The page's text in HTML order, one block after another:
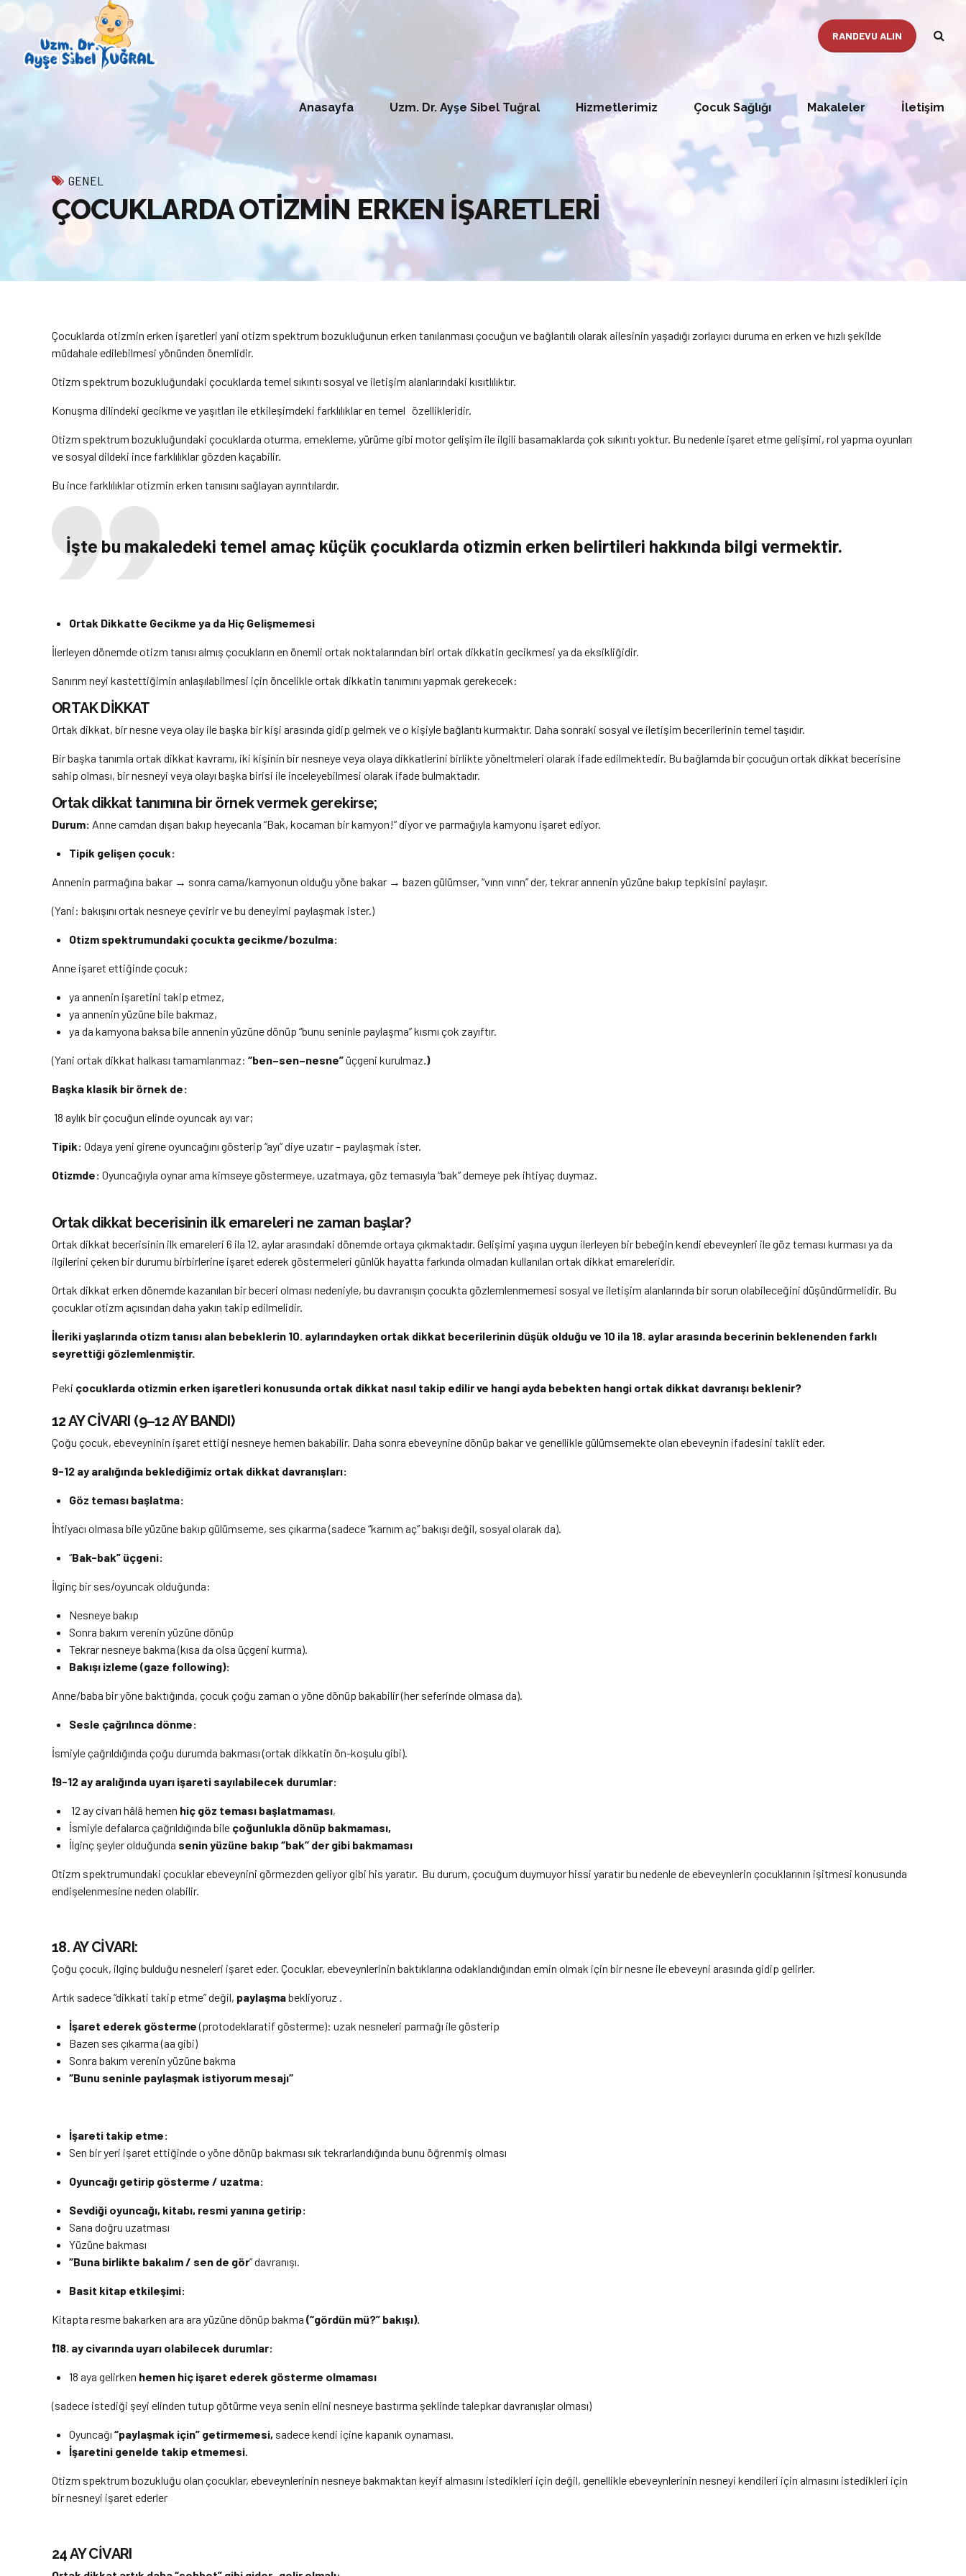
RANDEVU ALIN
Anasayfa Uzm. Dr. Ayşe Sibel Tuğral Hizmetlerimiz Çocuk Sağlığı Makaleler İletişim
GENEL
ÇOCUKLARDA OTİZMİN ERKEN İŞARETLERİ
Çocuklarda otizmin erken işaretleri yani otizm spektrum bozukluğunun erken tanılanması çocuğun ve bağlantılı olarak ailesinin yaşadığı zorlayıcı duruma en erken ve hızlı şekilde
müdahale edilebilmesi yönünden önemlidir.
Otizm spektrum bozukluğundaki çocuklarda temel sıkıntı sosyal ve iletişim alanlarındaki kısıtlılıktır.
Konuşma dilindeki gecikme ve yaşıtları ile etkileşimdeki farklılıklar en temel özellikleridir.
Otizm spektrum bozukluğundaki çocuklarda oturma, emekleme, yürüme gibi motor gelişim ile ilgili basamaklarda çok sıkıntı yoktur. Bu nedenle işaret etme gelişimi, rol yapma oyunları
ve sosyal dildeki ince farklılıklar gözden kaçabilir.
Bu ince farklılıklar otizmin erken tanısını sağlayan ayrıntılardır.
İşte bu makaledeki temel amaç küçük çocuklarda otizmin erken belirtileri hakkında bilgi vermektir.
Ortak Dikkatte Gecikme ya da Hiç Gelişmemesi
İlerleyen dönemde otizm tanısı almış çocukların en önemli ortak noktalarından biri ortak dikkatin gecikmesi ya da eksikliğidir.
Sanırım neyi kastettiğimin anlaşılabilmesi için öncelikle ortak dikkatin tanımını yapmak gerekecek:
ORTAK DİKKAT
Ortak dikkat, bir nesne veya olay ile başka bir kişi arasında gidip gelmek ve o kişiyle bağlantı kurmaktır. Daha sonraki sosyal ve iletişim becerilerinin temel taşıdır.
Bir başka tanımla ortak dikkat kavramı, iki kişinin bir nesneye veya olaya dikkatlerini birlikte yöneltmeleri olarak ifade edilmektedir. Bu bağlamda bir çocuğun ortak dikkat becerisine
sahip olması, bir nesneyi veya olayı başka birisi ile inceleyebilmesi olarak ifade bulmaktadır.
Ortak dikkat tanımına bir örnek vermek gerekirse;
Durum: Anne camdan dışarı bakıp heyecanla “Bak, kocaman bir kamyon!” diyor ve parmağıyla kamyonu işaret ediyor.
Tipik gelişen çocuk:
Annenin parmağına bakar → sonra cama/kamyonun olduğu yöne bakar → bazen gülümser, “vınn vınn” der, tekrar annenin yüzüne bakıp tepkisini paylaşır.
(Yani: bakışını ortak nesneye çevirir ve bu deneyimi paylaşmak ister.)
Otizm spektrumundaki çocukta gecikme/bozulma:
Anne işaret ettiğinde çocuk;
ya annenin işaretini takip etmez,
ya annenin yüzüne bile bakmaz,
ya da kamyona baksa bile annenin yüzüne dönüp “bunu seninle paylaşma” kısmı çok zayıftır.
(Yani ortak dikkat halkası tamamlanmaz: “ben–sen–nesne”üçgeni kurulmaz .)
Başka klasik bir örnek de:
18 aylık bir çocuğun elinde oyuncak ayı var;
Tipik: Odaya yeni girene oyuncağını gösterip “ayı” diye uzatır – paylaşmak ister.
Otizmde: Oyuncağıyla oynar ama kimseye göstermeye, uzatmaya, göz temasıyla “bak” demeye pek ihtiyaç duymaz.
Ortak dikkat becerisinin ilk emareleri ne zaman başlar?
Ortak dikkat becerisinin ilk emareleri 6 ila 12. aylar arasındaki dönemde ortaya çıkmaktadır. Gelişimi yaşına uygun ilerleyen bir bebeğin kendi ebeveynleri ile göz teması kurması ya da
ilgilerini çeken bir durumu birbirlerine işaret ederek göstermeleri günlük hayatta farkında olmadan kullanılan ortak dikkat emareleridir.
Ortak dikkat erken dönemde kazanılan bir beceri olması nedeniyle, bu davranışın çocukta gözlemlenmemesi sosyal ve iletişim alanlarında bir sorun olabileceğini düşündürmelidir. Bu
çocuklar otizm açısından daha yakın takip edilmelidir.
İleriki yaşlarında otizm tanısı alan bebeklerin 10. aylarındayken ortak dikkat becerilerinin düşük olduğu ve 10 ila 18. aylar arasında becerinin beklenenden farklı
seyrettiği gözlemlenmiştir.
Peki çocuklarda otizmin erken işaretleri konusunda ortak dikkat nasıl takip edilir ve hangi ayda bebekten hangi ortak dikkat davranışı beklenir?
12 AY CİVARI (9–12 AY BANDI)
Çoğu çocuk, ebeveyninin işaret ettiği nesneye hemen bakabilir. Daha sonra ebeveynine dönüp bakar ve genellikle gülümsemekte olan ebeveynin ifadesini taklit eder.
9-12 ay aralığında beklediğimiz ortak dikkat davranışları:
Göz teması başlatma:
İhtiyacı olmasa bile yüzüne bakıp gülümseme, ses çıkarma (sadece “karnım aç” bakışı değil, sosyal olarak da).
“Bak-bak” üçgeni:
İlginç bir ses/oyuncak olduğunda:
Nesneye bakıp
Sonra bakım verenin yüzüne dönüp
Tekrar nesneye bakma (kısa da olsa üçgeni kurma).
Bakışı izleme (gaze following):
Anne/baba bir yöne baktığında, çocuk çoğu zaman o yöne dönüp bakabilir (her seferinde olmasa da).
Sesle çağrılınca dönme:
İsmiyle çağrıldığında çoğu durumda bakması (ortak dikkatin ön-koşulu gibi).
❗9-12 ay aralığında uyarı işareti sayılabilecek durumlar:
12 ay civarı hâlâ hemen hiç göz teması başlatmaması,
İsmiyle defalarca çağrıldığında bile çoğunlukla dönüp bakmaması,
İlginç şeyler olduğunda senin yüzüne bakıp ‘’bak’’ der gibi bakmaması
Otizm spektrumundaki çocuklar ebeveynini görmezden geliyor gibi his yaratır. Bu durum, çocuğum duymuyor hissi yaratır bu nedenle de ebeveynlerin çocuklarının işitmesi konusunda
endişelenmesine neden olabilir.
18. AY CİVARI:
Çoğu çocuk, ilginç bulduğu nesneleri işaret eder. Çocuklar, ebeveynlerinin baktıklarına odaklandığından emin olmak için bir nesne ile ebeveyni arasında gidip gelirler.
Artık sadece “dikkati takip etme” değil, paylaşmabekliyoruz .
İşaret ederek gösterme(protodeklaratif gösterme): uzak nesneleri parmağı ile gösterip
Bazen ses çıkarma (aa gibi)
Sonra bakım verenin yüzüne bakma
‘’Bunu seninle paylaşmak istiyorum mesajı’’
İşareti takip etme:
Sen bir yeri işaret ettiğinde o yöne dönüp bakması sık tekrarlandığında bunu öğrenmiş olması
Oyuncağı getirip gösterme / uzatma:
Sevdiği oyuncağı, kitabı, resmi yanına getirip:
Sana doğru uzatması
Yüzüne bakması
“Buna birlikte bakalım / sen de gör” davranışı.
Basit kitap etkileşimi:
Kitapta resme bakarken ara ara yüzüne dönüp bakma (“gördün mü?” bakışı).
❗18. ay civarında uyarı olabilecek durumlar:
18 aya gelirken hemen hiç işaret ederek gösterme olmaması
(sadece istediği şeyi elinden tutup götürme veya senin elini nesneye bastırma şeklinde talepkar davranışlar olması)
Oyuncağı “paylaşmak için” getirmemesi, sadece kendi içine kapanık oynaması.
İşaretini genelde takip etmemesi.
Otizm spektrum bozukluğu olan çocuklar, ebeveynlerinin nesneye bakmaktan keyif almasını istedikleri için değil, genellikle ebeveynlerinin nesneyi kendileri için almasını istedikleri için
bir nesneyi işaret ederler
24 AY CİVARI